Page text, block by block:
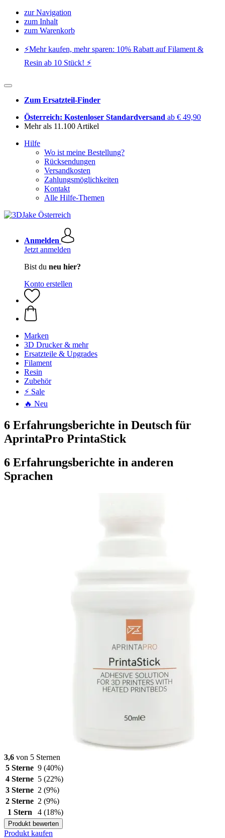
zur Navigation
zum Inhalt
zum Warenkorb
⚡️Mehr kaufen, mehr sparen: 10% Rabatt auf Filament &
Resin ab 10 Stück! ⚡️
Zum Ersatzteil-Finder
Österreich: Kostenloser Standardversand ab € 49,90
Mehr als 11.100 Artikel
Hilfe
Wo ist meine Bestellung?
Rücksendungen
Versandkosten
Zahlungsmöglichkeiten
Kontakt
Alle Hilfe-Themen
Anmelden
Jetzt anmelden
Bist du neu hier?
Konto erstellen
Marken
3D Drucker & mehr
Ersatzteile & Upgrades
Filament
Resin
Zubehör
⚡ Sale
🔥 Neu
6 Erfahrungsberichte in Deutsch für
AprintaPro PrintaStick
6 Erfahrungsberichte in anderen
Sprachen
3,6 von 5 Sternen
5 Sterne 9 (40%)
4 Sterne 5 (22%)
3 Sterne 2 (9%)
2 Sterne 2 (9%)
1 Stern
4 (18%)
Produkt bewerten
Produkt kaufen